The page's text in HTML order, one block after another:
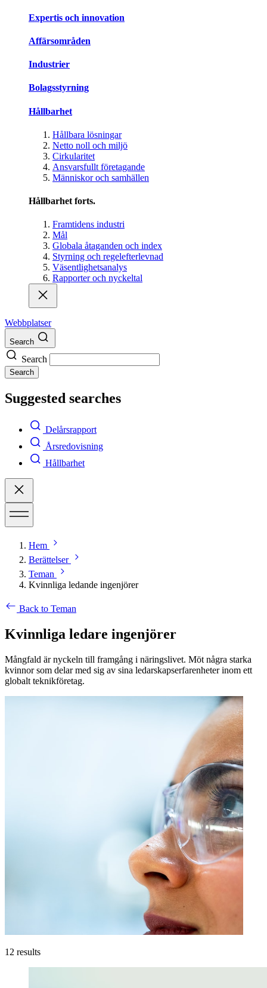
Expertis och innovation
Affärsområden
Industrier
Bolagsstyrning
Hållbarhet
Hållbara lösningar
Netto noll och miljö
Cirkularitet
Ansvarsfullt företagande
Människor och samhällen
Hållbarhet forts.
Framtidens industri
Mål
Globala åtaganden och index
Styrning och regelefterlevnad
Väsentlighetsanalys
Rapporter och nyckeltal
Webbplatser
Search
Search
Search
Suggested searches
Delårsrapport
Årsredovisning
Hållbarhet
Hem
Berättelser
Teman
Kvinnliga ledande ingenjörer
Back to Teman
Kvinnliga ledare ingenjörer
Mångfald är nyckeln till framgång i näringslivet. Möt några starka
kvinnor som delar med sig av sina ledarskapserfarenheter inom ett
globalt teknikföretag.
12 results